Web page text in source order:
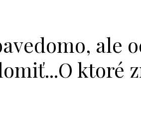
ale
ktoré